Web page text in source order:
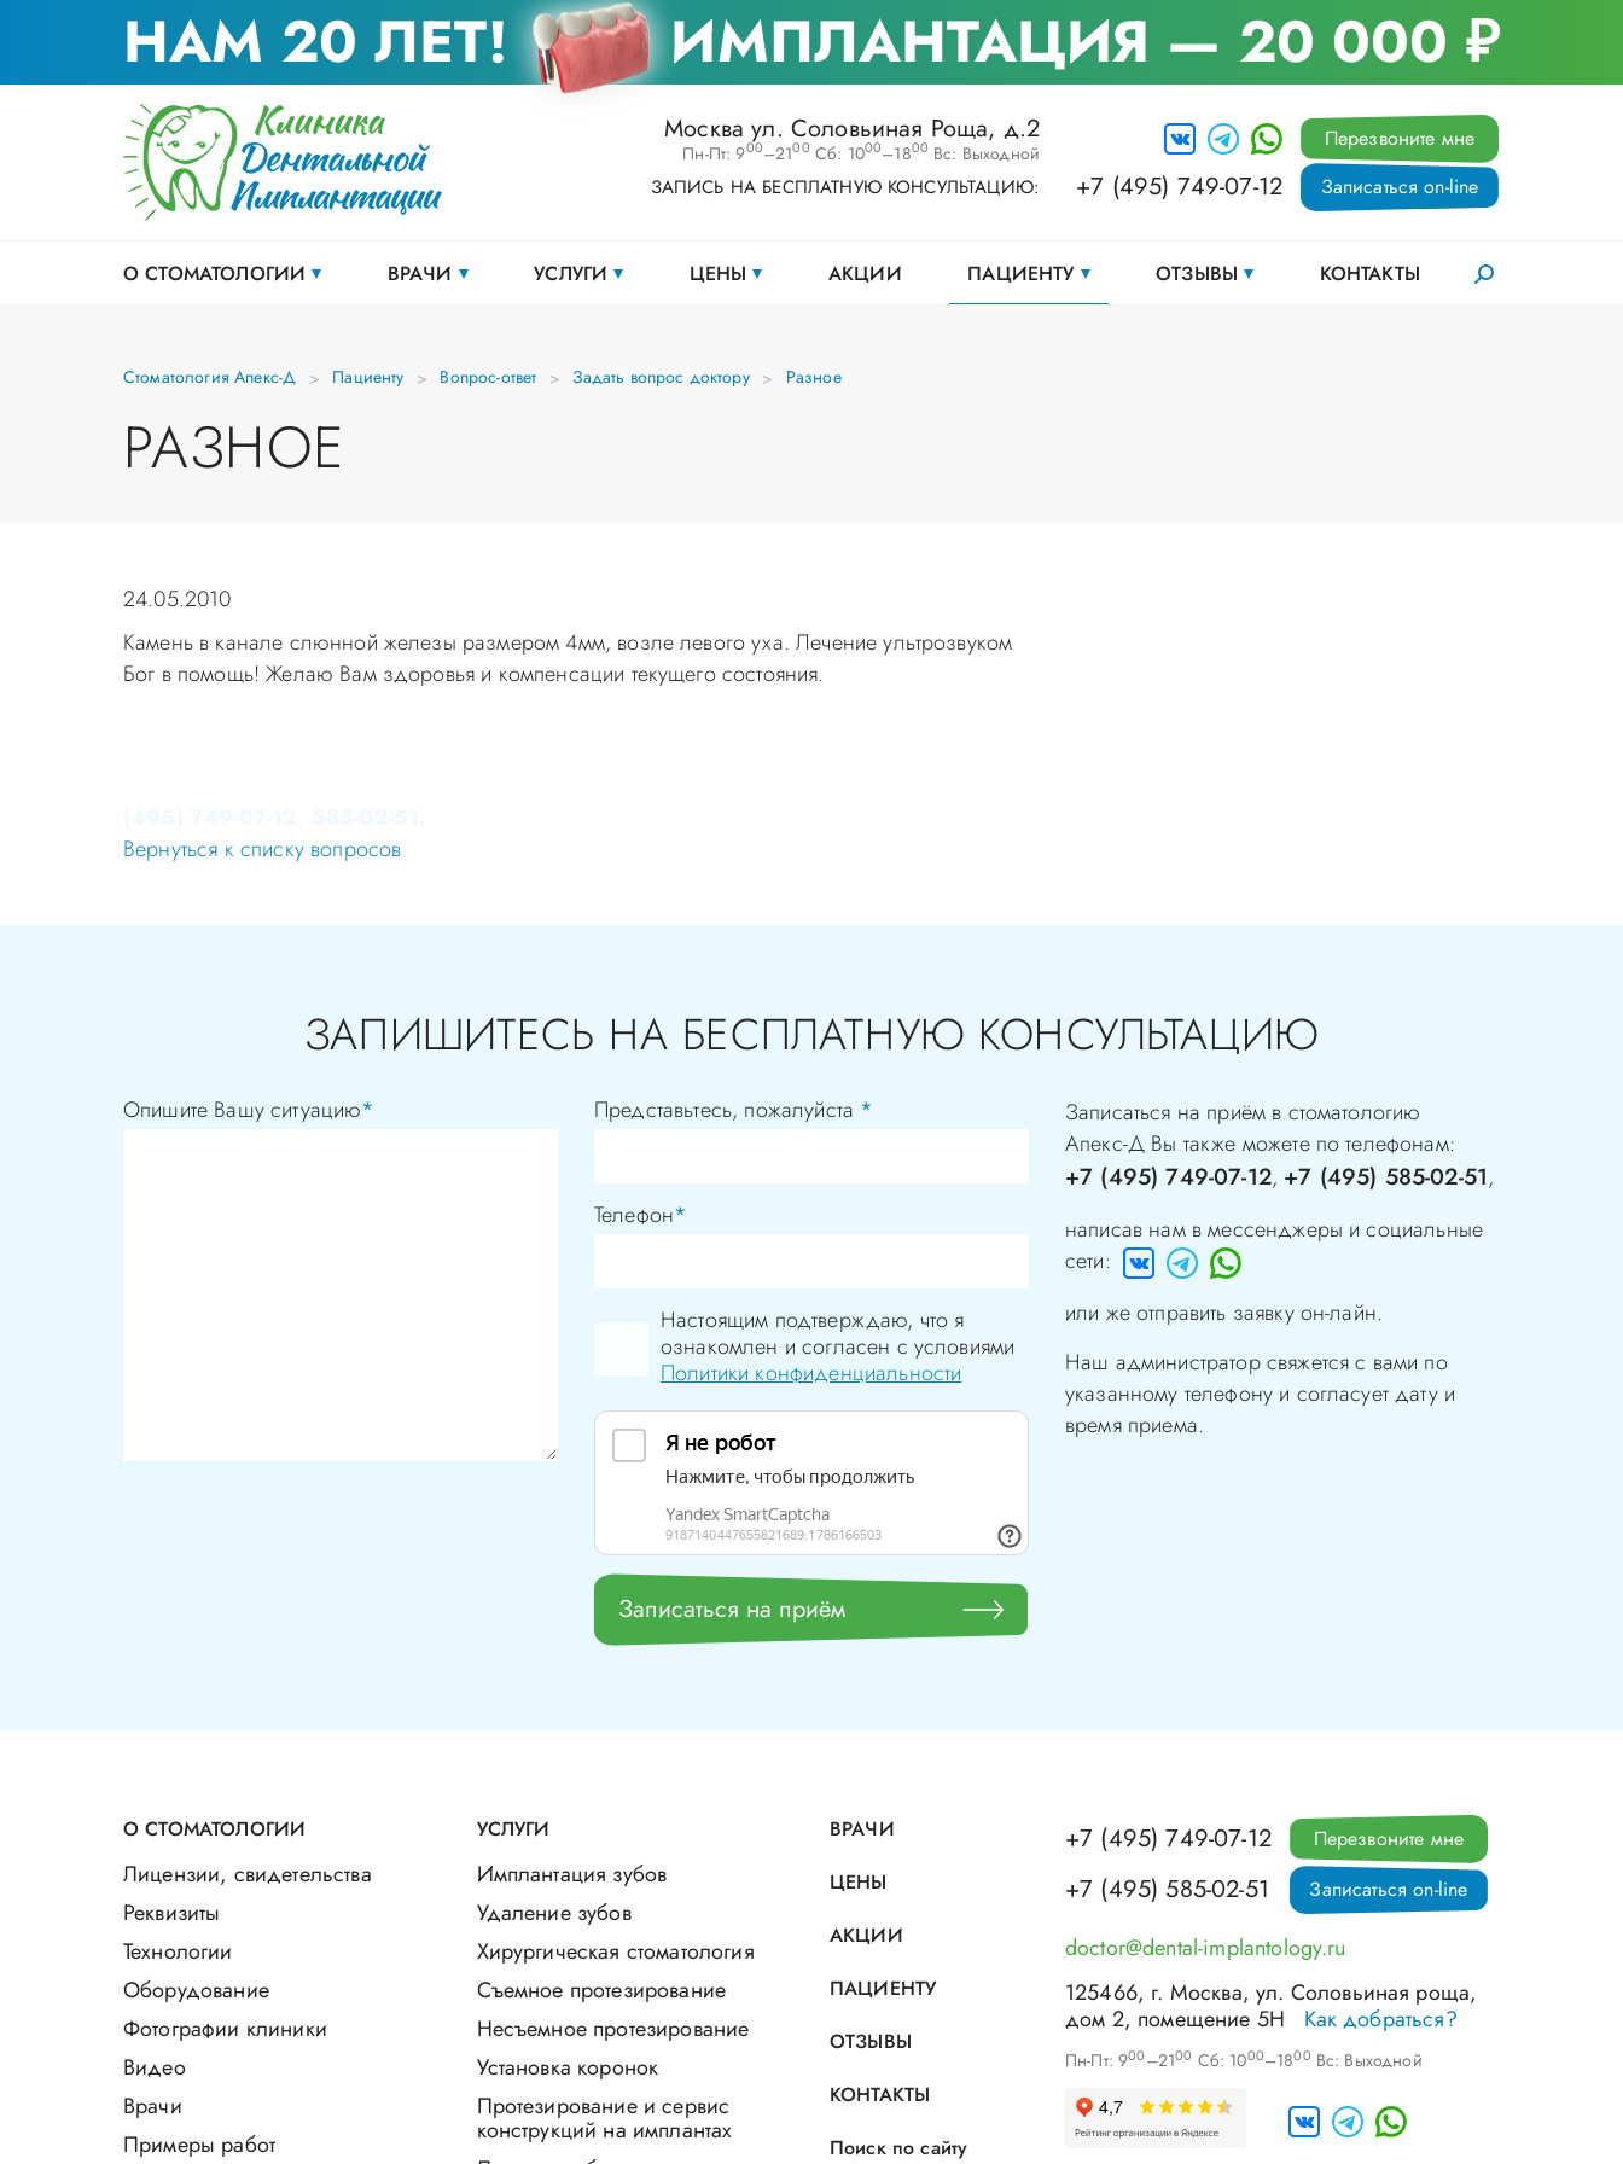
НАМ 20 ЛЕТ! ИМПЛАНТАЦИЯ — 20 000 ₽
Москва ул. Соловьиная Роща, д.2
Пн-Пт: 900–2100 Сб: 1000–1800 Вс: Выходной
ЗАПИСЬ НА БЕСПЛАТНУЮ КОНСУЛЬТАЦИЮ: +7 (495) 749-07-12
Перезвоните мне
Записаться on-line
О СТОМАТОЛОГИИ ВРАЧИ УСЛУГИ ЦЕНЫ АКЦИИ ПАЦИЕНТУ ОТЗЫВЫ КОНТАКТЫ
Стоматология Апекс-Д Пациенту Вопрос-ответ Задать вопрос доктору Разное
РАЗНОЕ
24.05.2010
Камень в канале слюнной железы размером 4мм, возле левого уха. Лечение ультрозвуком
Бог в помощь! Желаю Вам здоровья и компенсации текущего состояния.
Вернуться к списку вопросов
ЗАПИШИТЕСЬ НА БЕСПЛАТНУЮ КОНСУЛЬТАЦИЮ
Представьтесь, пожалуйста *
Телефон*
Опишите Вашу ситуацию*
Настоящим подтверждаю, что я
ознакомлен и согласен с условиями
Политики конфиденциальности
Записаться на приём
Записаться на приём в стоматологию
Апекс-Д Вы также можете по телефонам:
+7 (495) 749-07-12, +7 (495) 585-02-51,
написав нам в мессенджеры и социальные
сети:
или же отправить заявку он-лайн.
Наш администратор свяжется с вами по
указанному телефону и согласует дату и
время приема.
О СТОМАТОЛОГИИ
Лицензии, свидетельства
Реквизиты
Технологии
Оборудование
Фотографии клиники
Видео
Врачи
Примеры работ
УСЛУГИ
Имплантация зубов
Удаление зубов
Хирургическая стоматология
Съемное протезирование
Несъемное протезирование
Установка коронок
Протезирование и сервис
конструкций на имплантах
ВРАЧИ
ЦЕНЫ
АКЦИИ
ПАЦИЕНТУ
ОТЗЫВЫ
КОНТАКТЫ
Поиск по сайту
+7 (495) 749-07-12
+7 (495) 585-02-51
Перезвоните мне
Записаться on-line
doctor@dental-implantology.ru
125466, г. Москва,ул. Соловьиная роща,
дом 2, помещение 5Н
Как добраться?
Пн-Пт: 900 –2100 Сб: 1000–1800 Вс: Выходной